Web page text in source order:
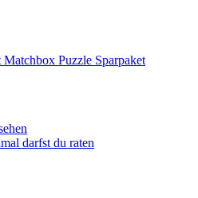
Matchbox Puzzle Sparpaket
darfst du raten